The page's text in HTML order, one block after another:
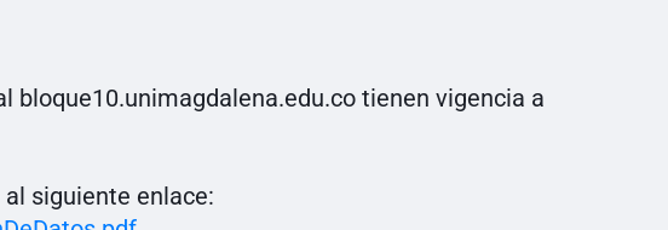
tienen vigencia a
siguiente enlace: